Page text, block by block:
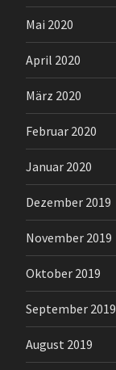
Mai 2020
April 2020
März 2020
Februar 2020
Januar 2020
Dezember 2019
November 2019
Oktober 2019
September 2019
August 2019